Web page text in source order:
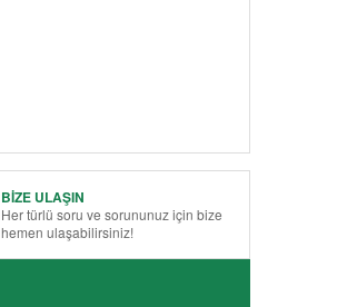
BİZE ULAŞIN
Her türlü soru ve sorununuz için bize
hemen ulaşabilirsiniz!